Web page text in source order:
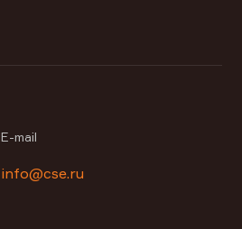
E-mail
info@cse.ru